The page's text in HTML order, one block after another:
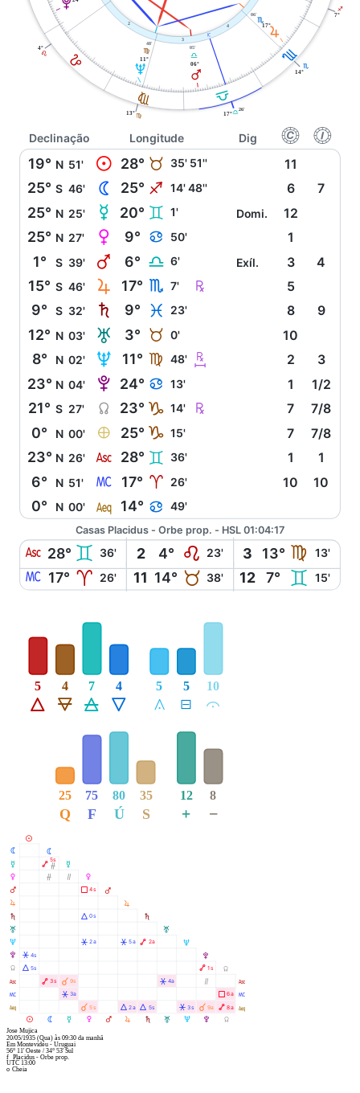
E
F G
H
2
3
4
j
E
4°
F
13° G
17°
26'
H
14°
I
7°
V
U
11°
F
48'
Q
06°
G
05'
R
17°
H
06'
Declinação Longitude Dig f g
19° N 51' M 28° B 35' 51'' 11
25° S 46' N 25° I 14' 48'' 6 7
25° N 25' O 20° C 1' Domi. 12
25° N 27' P 9° D 50' 1
1° S 39' Q 6° G 6' Exíl. 3 4
15° S 46' R 17° H 7' Ç 5
9° S 32' S 9° L 23' 8 9
12° N 03' T 3° B 0' 10
8° N 02' U 11° F 48' m 2 3
23° N 04' V 24° D 13' 1 1/2
21° S 27' Y 23° J 14' Ç 7 7/8
0° N 00' È 25° J 15' 7 7/8
23° N 26' W 28° C 36' 1 1
6° N 51' X 17° A 26' 10 10
0° N 00' l 14° D 49'
Casas Placidus - Orbe prop. - HSL 01:04:17
W 28° C 36' 2 4° E 23' 3 13° F 13'
X 17° A 26' 11 14° B 38' 12 7° C 15'
Á
5
Ë
4
Ô
7
Ê
4
Å
5
É
5
Ă
10
Q
25
F
75
Ú
80
S
35
+
12
−
8
M
M
N
N
N
O
O
O
P
P
P
Q
Q
Q
R
R
R
S
S
S
T
T
T
U
U
U
V
V
V
Y
Y
Y
W
W
X
X
l
l
Â 4s
Á 5s
Ä Ó
5s
Ó
Ä 3s
Ò
À 9s
Â 3a
Ã 4s
Á 0s
Â 2a
À 5s
Â 5a
Á 2a
Ä 2a
Á 5s
Â 4a
Â 3s
Ä 1s
À 9a
Ò
Ä 8a
Ã 6a
Jose Mujica
20/05/1935 (Qua) às 09:30 da manhã
EmMontevidéu - Uruguai
56° 11' Oeste /34° 53' Sul
f Placidus - Orbe prop.
UTC 13:00
Cheia
o